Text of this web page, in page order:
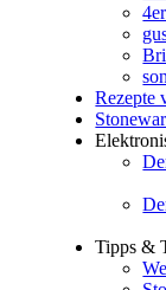
Rezepte
Tipps &